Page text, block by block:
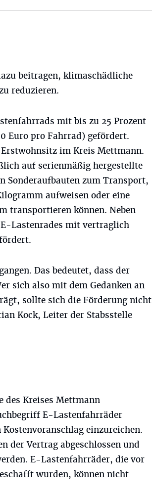
beitragen, klimaschädliche
reduzieren.
mit bis zu 25 Prozent
Euro pro Fahrrad) gefördert.
im Kreis Mettmann.
auf serienmäßig hergestellte
zum Transport,
aufweisen oder eine
transportieren können. Neben
Lastenrades mit vertraglich
Das bedeutet, dass der
sich also mit dem Gedanken an
sollte sich die Förderung nicht
Kock, Leiter der Stabsstelle
des Kreises Mettmann
E-Lastenfahrräder
einzureichen.
der Vertrag abgeschlossen und
E-Lastenfahrräder, die vor
wurden, können nicht